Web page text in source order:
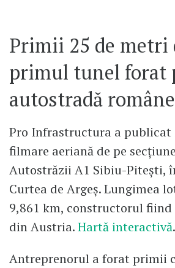
Primii 25 de metri
primul tunel forat
autostradă
Pro Infrastructura a publicat
filmare aeriană de pe
Autostrăzii A1 Sibiu-Pitești,
Curtea de Argeș. Lungimea
9,861 km, constructorul fiind
din Austria.Hartă interactivă.
Antreprenorul a forat primii